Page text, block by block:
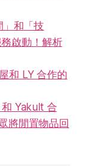
」和「技
啟動！解析
和 LY 合作的
Yakult 合
將閒置物品回